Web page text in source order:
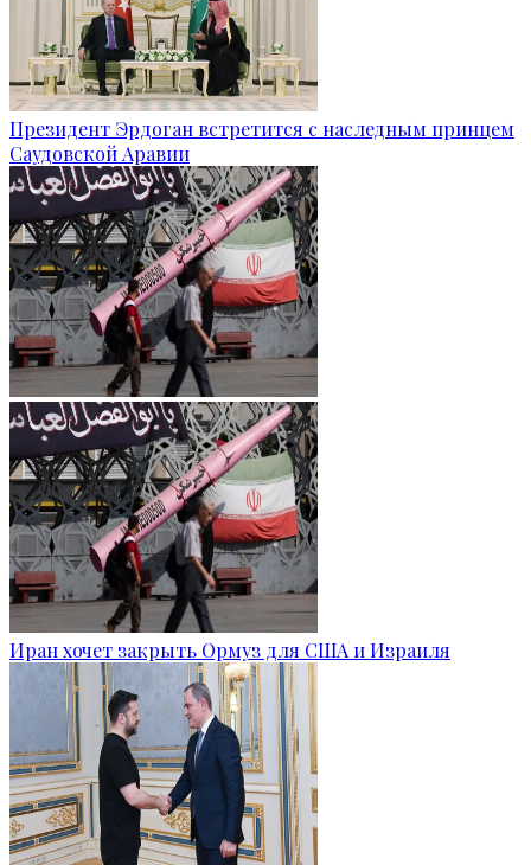
Президент Эрдоган встретится с наследным принцем
Саудовской Аравии
Иран хочет закрыть Ормуз для США и Израиля